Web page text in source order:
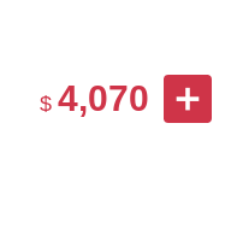
$ 4,070